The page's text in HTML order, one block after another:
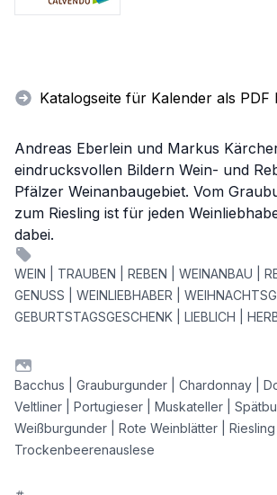
Katalogseite für Kalender als
Andreas Eberlein und Markus
eindrucksvollen Bildern Wein- und
Pfälzer Weinanbaugebiet. Vom
zum Riesling ist für jeden
dabei.
WEIN | TRAUBEN | REBEN | WEINANBAU |
GENUSS | WEINLIEBHABER |
GEBURTSTAGSGESCHENK | LIEBLICH |
Bacchus | Grauburgunder | Chardonnay |
Veltliner | Portugieser | Muskateller |
Weißburgunder | Rote Weinblätter |
Trockenbeerenauslese